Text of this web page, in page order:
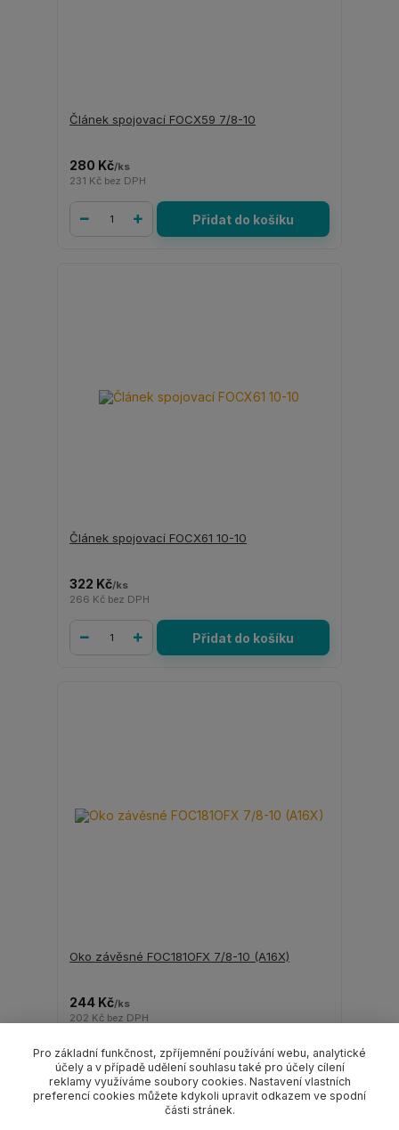
Článek spojovací FOCX59 7/8-10
280 Kč/ks
231 Kč bez DPH
Přidat do košíku
Článek spojovací FOCX61 10-10
322 Kč/ks
266 Kč bez DPH
Přidat do košíku
Oko závěsné FOC181OFX 7/8-10 (A16X)
244 Kč/ks
202 Kč bez DPH
Přidat do košíku
Pro základní funkčnost, zpříjemnění používání webu, analytické
účely a v případě udělení souhlasu také pro účely cílení
reklamy využíváme soubory cookies. Nastavení vlastních
preferencí cookies můžete kdykoli upravit odkazem ve spodní
části stránek.